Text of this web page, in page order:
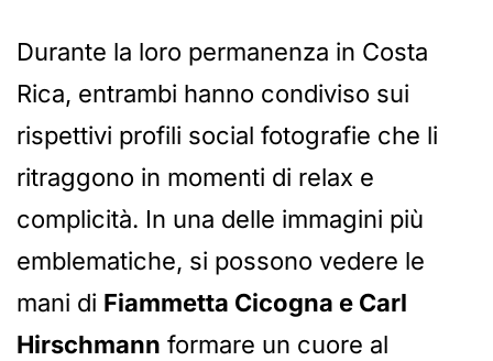
Durante la loro permanenza in Costa
Rica, entrambi hanno condiviso sui
rispettivi profili social fotografie che li
ritraggono in momenti di relax e
complicità. In una delle immagini più
emblematiche, si possono vedere le
mani di Fiammetta Cicogna e Carl
Hirschmann formare un cuore al